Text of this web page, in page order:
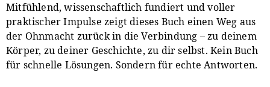
Mitfühlend, wissenschaftlich fundiert und voller
praktischer Impulse zeigt dieses Buch einen Weg aus
der Ohnmacht zurück in die Verbindung – zu deinem
Körper, zu deiner Geschichte, zu dir selbst. Kein Buch
für schnelle Lösungen. Sondern für echte Antworten.